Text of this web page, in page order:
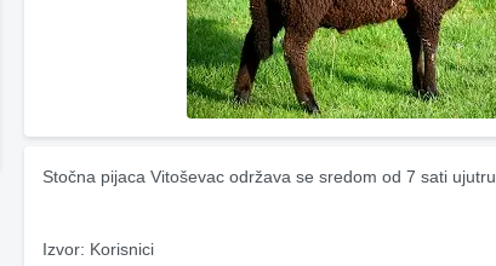
Stočna pijaca Vitoševac održava se sredom od 7 sati ujutru.
Izvor: Korisnici